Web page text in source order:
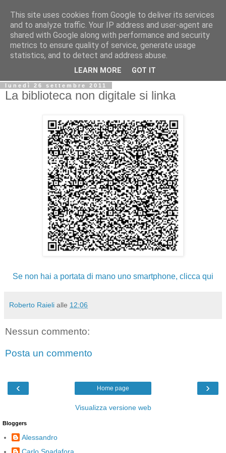
Biblio@rti in
Il Blog della Biblioteca di Area delle arti per condividere
informazioni iniziative incontri
lunedì 26 settembre 2011
La biblioteca non digitale si linka
Se non hai a portata di mano uno smartphone, clicca qui
Roberto Raieli alle 12:06
Nessun commento:
Posta un commento
‹ ›
Home page
Visualizza versione web
Bloggers
Alessandro
Carlo Spadafora
This site uses cookies from Google to deliver its services
and to analyze traffic. Your IP address and user-agent are
shared with Google along with performance and security
metrics to ensure quality of service, generate usage
statistics, and to detect and address abuse.
LEARN MORE GOT IT